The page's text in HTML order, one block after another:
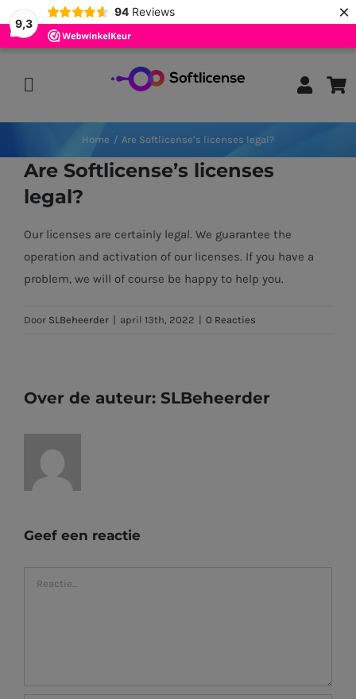
9,3
94 Reviews ×
Toggle
Navigation
Office
Windows
Home Are Softlicense’s licenses legal?
Are Softlicense’s licenses
legal?
Our licenses are certainly legal. We guarantee the
operation and activation of our licenses. If you have a
problem, we will of course be happy to help you.
Door SLBeheerder april 13th, 2022 0 Reacties
Over de auteur: SLBeheerder
Geef een reactie
Reactie